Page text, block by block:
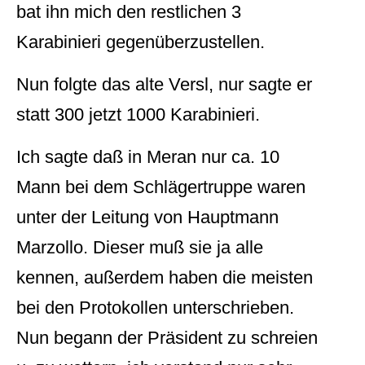
bat ihn mich den restlichen 3
Karabinieri gegenüberzustellen.
Nun folgte das alte Versl, nur sagte er
statt 300 jetzt 1000 Karabinieri.
Ich sagte daß in Meran nur ca. 10
Mann bei dem Schlägertruppe waren
unter der Leitung von Hauptmann
Marzollo. Dieser muß sie ja alle
kennen, außerdem haben die meisten
bei den Protokollen unterschrieben.
Nun begann der Präsident zu schreien